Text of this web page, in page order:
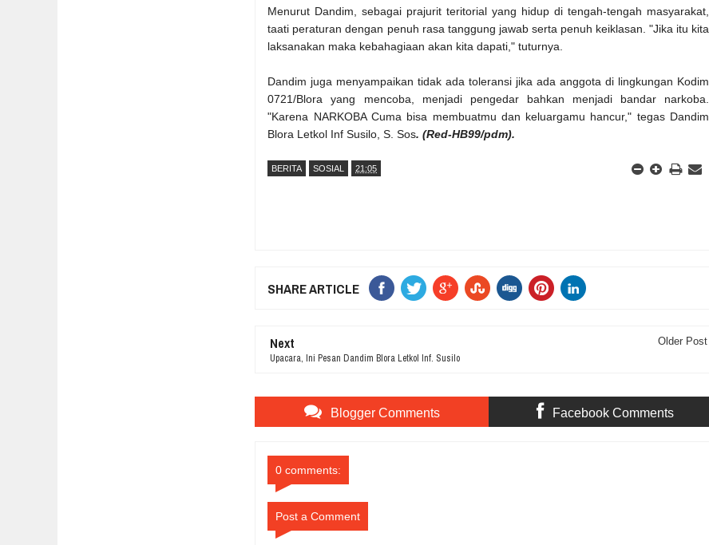
Menurut Dandim, sebagai prajurit teritorial yang hidup di tengah-tengah masyarakat,
taati peraturan dengan penuh rasa tanggung jawab serta penuh keiklasan. "Jika itu kita
laksanakan maka kebahagiaan akan kita dapati," tuturnya.
Dandim juga menyampaikan tidak ada toleransi jika ada anggota di lingkungan Kodim
0721/Blora yang mencoba, menjadi pengedar bahkan menjadi bandar narkoba.
"Karena NARKOBA Cuma bisa membuatmu dan keluargamu hancur," tegas Dandim
Blora Letkol Inf Susilo, S. Sos. (Red-HB99/pdm).
BERITA SOSIAL 21:05
SHARE ARTICLE
Next
Upacara, Ini Pesan Dandim Blora Letkol Inf. Susilo
Older Post
Blogger Comments Facebook Comments
0 comments:
Post a Comment